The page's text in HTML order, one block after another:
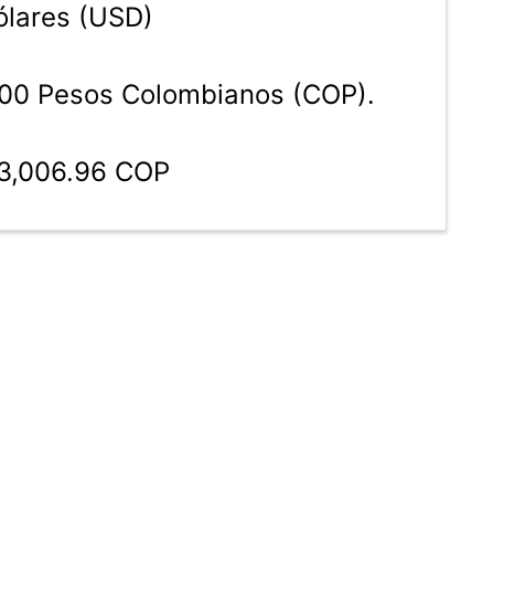
(USD)
Pesos Colombianos (COP).
COP